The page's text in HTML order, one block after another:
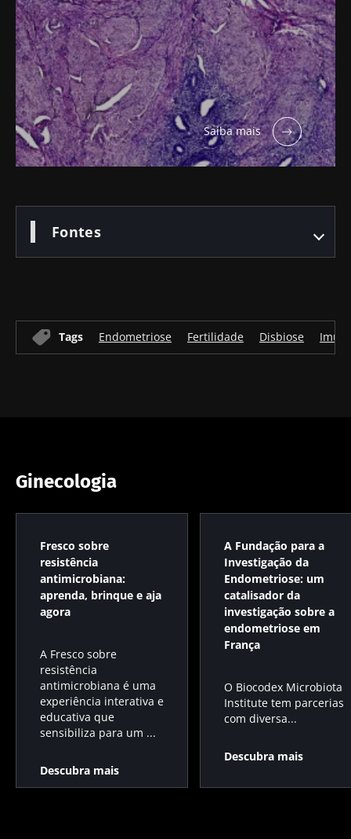
Saiba mais
Fontes
Tags Endometriose Fertilidade Disbiose
Ginecologia
Fresco sobre
resistência
antimicrobiana:
aprenda, brinque e aja
agora
A Fresco sobre
resistência
antimicrobiana é uma
experiência interativa e
educativa que
sensibiliza para um ...
Descubra mais
A Fundação para a
Investigação da
Endometriose: um
catalisador da
investigação sobre a
endometriose em
França
O Biocodex Microbiota
Institute tem parcerias
com diversa...
Descubra mais